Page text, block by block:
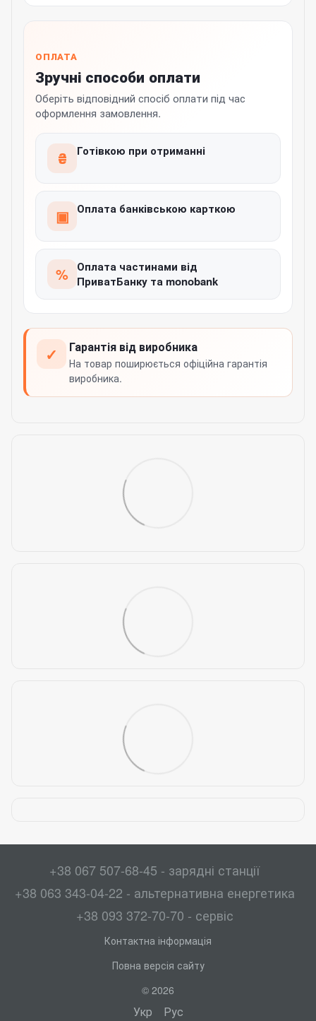
ОПЛАТА
Зручні способи оплати
Оберіть відповідний спосіб оплати під час
оформлення замовлення.
₴ Готівкою при отриманні
▣ Оплата банківською карткою
% Оплата частинами від
ПриватБанку та monobank
✓ Гарантія від виробника
На товар поширюється офіційна гарантія
виробника.
+38 067 507-68-45 - зарядні станції
+38 063 343-04-22 - альтернативна енергетика
+38 093 372-70-70 - сервіс
Контактна інформація
Повна версія сайту
© 2026
Укр Рус